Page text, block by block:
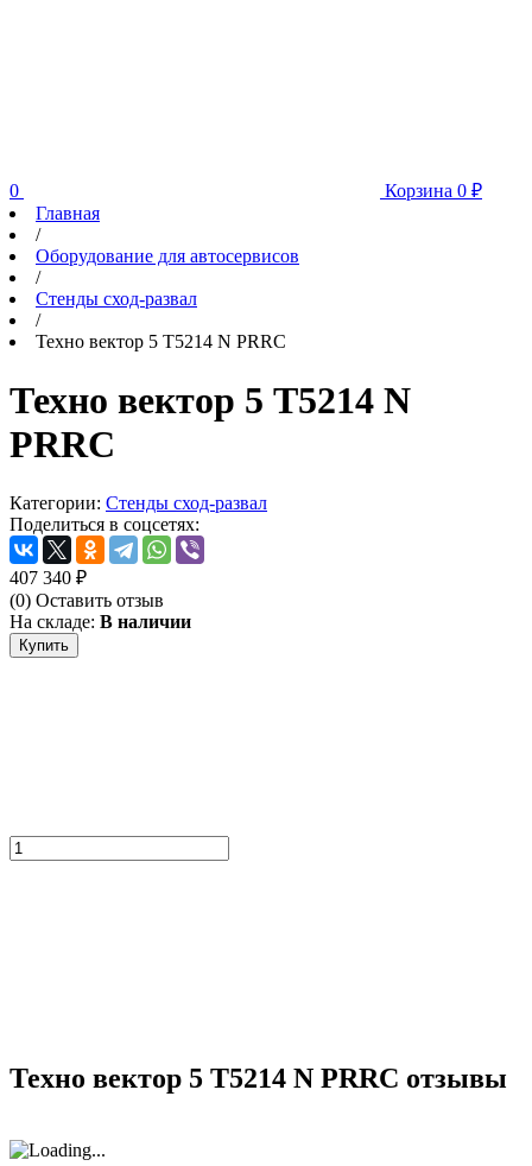
0 Корзина 0 ₽
Главная
/
Оборудование для автосервисов
/
Стенды сход-развал
/
Техно вектор 5 T5214 N PRRC
Техно вектор 5 T5214 N
PRRC
Категории: Стенды сход-развал
Поделиться в соцсетях:
407 340 ₽
(0) Оставить отзыв
На складе: В наличии
Купить
Техно вектор 5 T5214 N PRRC отзывы